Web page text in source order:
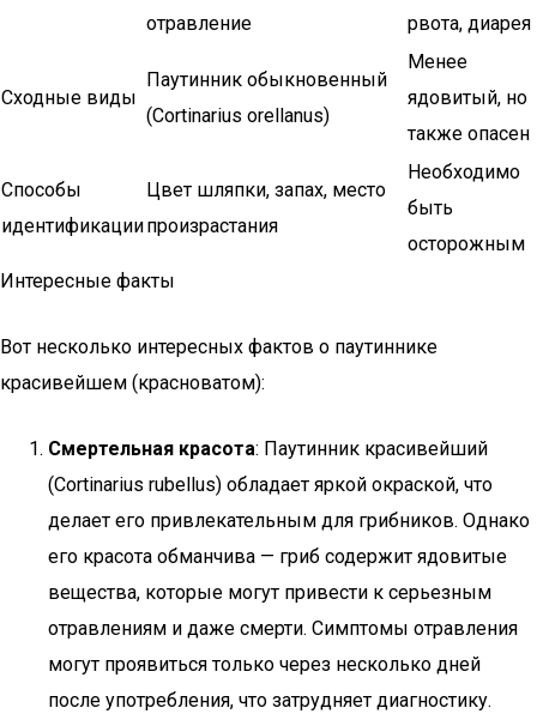
отравление
рвота, диарея
Сходные виды
Паутинник обыкновенный
(Cortinarius orellanus)
Менее
ядовитый, но
также опасен
Способы
идентификации
Цвет шляпки, запах, место
произрастания
Необходимо
быть
осторожным
Интересные факты
Вот несколько интересных фактов о паутиннике
красивейшем (красноватом):
Смертельная красота: Паутинник красивейший
(Cortinarius rubellus) обладает яркой окраской, что
делает его привлекательным для грибников. Однако
его красота обманчива — гриб содержит ядовитые
вещества, которые могут привести к серьезным
отравлениям и даже смерти. Симптомы отравления
могут проявиться только через несколько дней
после употребления, что затрудняет диагностику.